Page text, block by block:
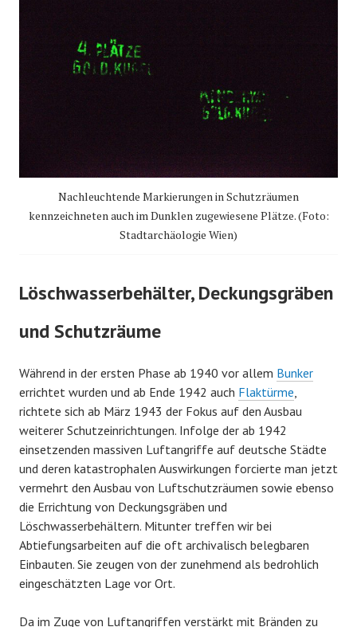
Nachleuchtende Markierungen in Schutzräumen
kennzeichneten auch im Dunklen zugewiesene Plätze. (Foto:
Stadtarchäologie Wien)
Löschwasserbehälter, Deckungsgräben
und Schutzräume
Während in der ersten Phase ab 1940 vor allem Bunker
errichtet wurden und ab Ende 1942 auch Flaktürme
richtete sich ab März 1943 der Fokus auf den Ausbau
weiterer Schutzeinrichtungen. Infolge der ab 1942
einsetzenden massiven Luftangriffe auf deutsche Städte
und deren katastrophalen Auswirkungen forcierte man jetzt
vermehrt den Ausbau von Luftschutzräumen sowie ebenso
die Errichtung von Deckungsgräben und
Löschwasserbehältern. Mitunter treffen wir bei
Abtiefungsarbeiten auf die oft archivalisch belegbaren
Einbauten. Sie zeugen von der zunehmend als bedrohlich
eingeschätzten Lage vor Ort.
Da im Zuge von Luftangriffen verstärkt mit Bränden zu